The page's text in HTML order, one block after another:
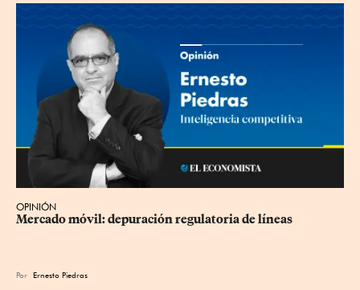
OPINIÓN
Mercado móvil: depuración regulatoria de líneas
Por Ernesto Piedras